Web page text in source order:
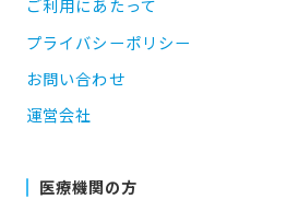
ご利用にあたって
プライバシーポリシー
お問い合わせ
運営会社
医療機関の方